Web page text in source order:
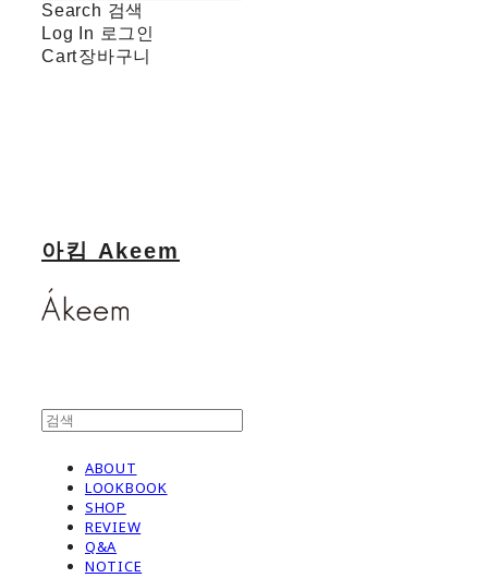
Search 검색
Log In 로그인
Cart장바구니
아킴 Akeem
ABOUT
LOOKBOOK
SHOP
REVIEW
Q&A
NOTICE